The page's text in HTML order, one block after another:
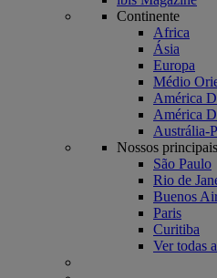
Continente
Africa
Ásia
Europa
Médio
América
América
Austrália-
Nossos
São Paulo
Rio de
Buenos
Paris
Curitiba
Ver todas